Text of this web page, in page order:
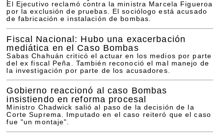
El Ejecutivo reclamó contra la ministra Marcela Figueroa
por la exclusión de pruebas. El sociólogo está acusado
de fabricación e instalación de bombas.
Fiscal Nacional: Hubo una exacerbación
mediática en el Caso Bombas
Sabas Chahuán criticó el actuar en los medios por parte
del ex fiscal Peña. También reconoció el mal manejo de
la investigación por parte de los acusadores.
Gobierno reaccionó al caso Bombas
insistiendo en reforma procesal
Ministro Chadwick salió al paso de la decisión de la
Corte Suprema. Imputado en el caso reiteró que el caso
fue "un montaje".